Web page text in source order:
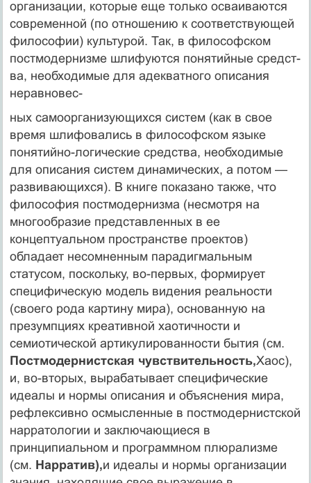
организации, которые еще только осваиваются
современной (по отношению к со­ответствующей
философии) культурой. Так, в философ­ском
постмодернизме шлифуются понятийные средст­
ва, необходимые для адекватного описания
неравновес-
ных самоорганизующихся систем (как в свое
время шлифовались в философском языке
понятийно-логиче­ские средства, необходимые
для описания систем дина­мических, а потом —
развивающихся). В книге показа­но также, что
философия постмодернизма (несмотря на
многообразие представленных в ее
концептуальном пространстве проектов)
обладает несомненным парадигмальным
статусом, поскольку, во-первых, формиру­ет
специфическую модель видения реальности
(своего рода картину мира), основанную на
презумпциях креа­тивной хаотичности и
семиотической артикулированности бытия (см.
Постмодернистская чувствитель­ность,Хаос),
и, во-вторых, вырабатывает специфичес­кие
идеалы и нормы описания и объяснения мира,
ре­флексивно осмысленные в постмодернистской
нарратологии и заключающиеся в
принципиальном и про­граммном плюрализме
(см. Нарратив),и идеалы и нор­мы организации